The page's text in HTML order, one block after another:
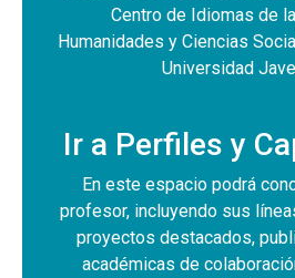
Centro de Idiomas de
Humanidades y Ciencias
Universidad
Ir a Perfiles y
En este espacio podrá
profesor, incluyendo sus
proyectos destacados,
académicas de